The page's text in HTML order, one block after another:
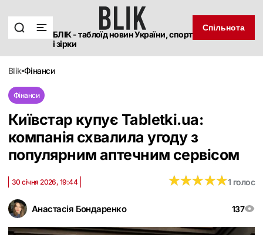
БЛІК - таблоїд новин України, спорт
і зірки
Спільнота
blik фінанси
Фінанси
Київстар купує Tabletki.ua:
компанія схвалила угоду з
популярним аптечним сервісом
Анастасія Бондаренко 137
30 січня 2026, 19:44 ★★★★★
★★★★★1 голос